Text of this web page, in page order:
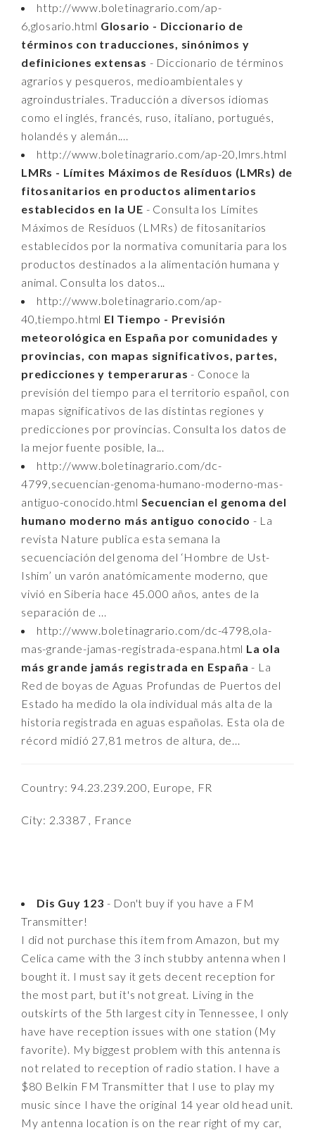
http://www.boletinagrario.com/ap-
6,glosario.html Glosario - Diccionario de
términos con traducciones, sinónimos y
definiciones extensas - Diccionario de términos
agrarios y pesqueros, medioambientales y
agroindustriales. Traducción a diversos idiomas
como el inglés, francés, ruso, italiano, portugués,
holandés y alemán....
http://www.boletinagrario.com/ap-20,lmrs.html
LMRs - Límites Máximos de Resíduos (LMRs) de
fitosanitarios en productos alimentarios
establecidos en la UE - Consulta los Límites
Máximos de Resíduos (LMRs) de fitosanitarios
establecidos por la normativa comunitaria para los
productos destinados a la alimentación humana y
animal. Consulta los datos...
http://www.boletinagrario.com/ap-
40,tiempo.html El Tiempo - Previsión
meteorológica en España por comunidades y
provincias, con mapas significativos, partes,
predicciones y temperaruras - Conoce la
previsión del tiempo para el territorio español, con
mapas significativos de las distintas regiones y
predicciones por provincias. Consulta los datos de
la mejor fuente posible, la...
http://www.boletinagrario.com/dc-
4799,secuencian-genoma-humano-moderno-mas-
antiguo-conocido.html Secuencian el genoma del
humano moderno más antiguo conocido - La
revista Nature publica esta semana la
secuenciación del genoma del ‘Hombre de Ust-
Ishim’ un varón anatómicamente moderno, que
vivió en Siberia hace 45.000 años, antes de la
separación de ...
http://www.boletinagrario.com/dc-4798,ola-
mas-grande-jamas-registrada-espana.html La ola
más grande jamás registrada en España - La
Red de boyas de Aguas Profundas de Puertos del
Estado ha medido la ola individual más alta de la
historia registrada en aguas españolas. Esta ola de
récord midió 27,81 metros de altura, de...
Country: 94.23.239.200, Europe, FR
City: 2.3387 , France
Dis Guy 123 - Don't buy if you have a FM
Transmitter!
I did not purchase this item from Amazon, but my
Celica came with the 3 inch stubby antenna when I
bought it. I must say it gets decent reception for
the most part, but it's not great. Living in the
outskirts of the 5th largest city in Tennessee, I only
have have reception issues with one station (My
favorite). My biggest problem with this antenna is
not related to reception of radio station. I have a
$80 Belkin FM Transmitter that I use to play my
music since I have the original 14 year old head unit.
My antenna location is on the rear right of my car,